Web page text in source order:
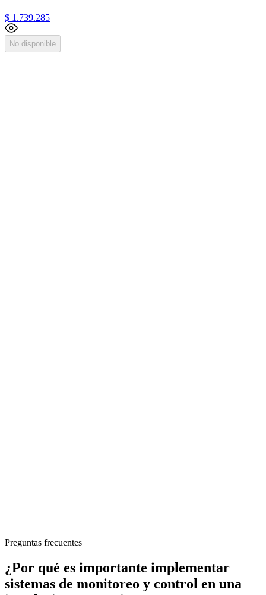
$ 1 .739.285
No disponible
Preguntas frecuentes
¿Por qué es importante implementar
sistemas de monitoreo y control en una